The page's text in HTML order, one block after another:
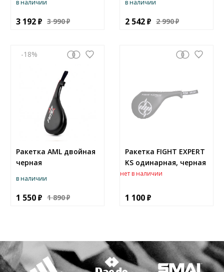
в наличии
3 192 3 990
в наличии
2 542 2 990
-18
Ракетка AML двойная
черная
в наличии
1 550 1 890
Ракетка FIGHT EXPERT
KS одинарная, черная
нет в наличии
1 100